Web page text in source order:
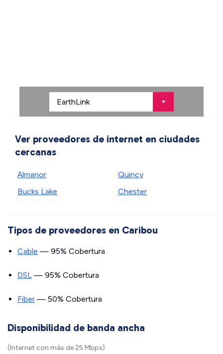
Ver proveedores de internet en ciudades
cercanas
Almanor
Bucks Lake
Quincy
Chester
Tipos de proveedores en Caribou
Cable — 95% Cobertura
DSL — 95% Cobertura
Fiber — 50% Cobertura
Disponibilidad de banda ancha
(Internet con más de 25 Mbps)